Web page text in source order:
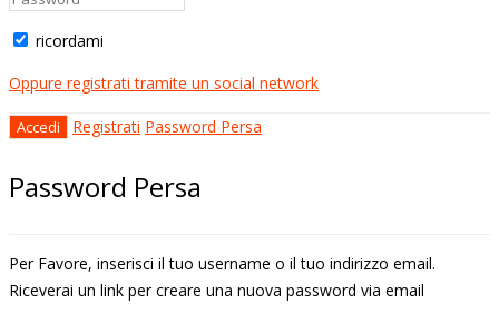
ricordami
Oppure registrati tramite un social network
Registrati Password Persa
Password Persa
Per Favore, inserisci il tuo username o il tuo indirizzo email.
Riceverai un link per creare una nuova password via email